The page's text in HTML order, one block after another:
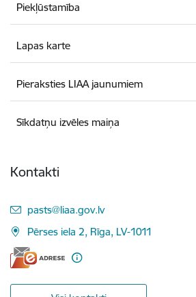
Piekļūstamība
Lapas karte
Pieraksties LIAA jaunumiem
Sīkdatņu izvēles maiņa
Kontakti
E-pasts:
pasts@liaa.gov.lv
Pērses iela 2, Rīga, LV-1011